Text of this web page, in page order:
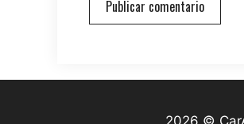
2026 ©